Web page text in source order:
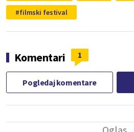
filmski festival
Komentari 1
Pogledaj komentare